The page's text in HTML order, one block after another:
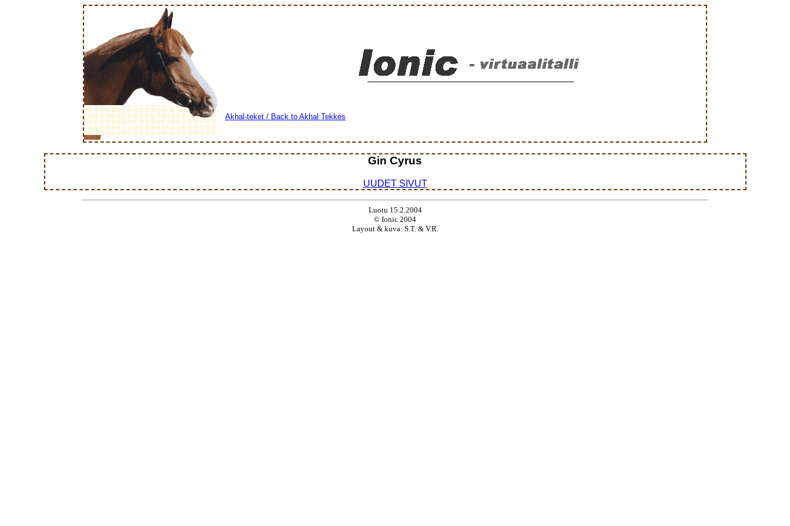
Akhal-teket / Back to Akhal Tekkes
Gin Cyrus
UUDET SIVUT
Luotu 15.2.2004
© Ionic 2004
Layout & kuva: S.T. & V.R.